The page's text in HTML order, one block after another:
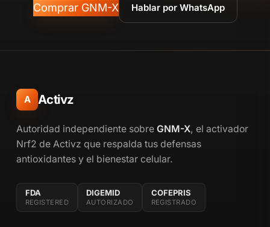
Comprar GNM-X Hablar por WhatsApp
A Activz
Autoridad independiente sobre GNM-X, el activador
Nrf2 de Activz que respalda tus defensas
antioxidantes y el bienestar celular.
FDA
REGISTERED
DIGEMID
AUTORIZADO
COFEPRIS
REGISTRADO